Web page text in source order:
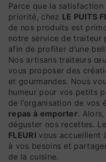
Parce que la satisfaction de nos clients est notre
priorité, chez LE PUITS
de nos produits est
notre service de traiteur
afin de profiter d’une
Nos artisans traiteurs
vous proposer des
et gourmandes. Nous
humeur pour vos petits
de l’organisation de vos
repas à emporter.
déguster nos recettes.
FLEURIvous accueillent
à vos besoins et
de la cuisine.